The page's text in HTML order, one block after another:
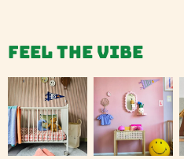
Feel the vibe